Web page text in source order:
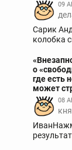
09
Сарик
колобка
о
где есть
может
08